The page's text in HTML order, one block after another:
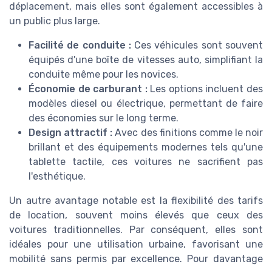
déplacement, mais elles sont également accessibles à
un public plus large.
Facilité de conduite :Ces véhicules sont souvent
équipés d'une boîte de vitesses auto, simplifiant la
conduite même pour les novices.
Économie de carburant :Les options incluent des
modèles diesel ou électrique, permettant de faire
des économies sur le long terme.
Design attractif : Avec des finitions comme le noir
brillant et des équipements modernes tels qu'une
tablette tactile, ces voitures ne sacrifient pas
l'esthétique.
Un autre avantage notable est la flexibilité des tarifs
de
location, souvent moins élevés que ceux des
voitures traditionnelles. Par conséquent, elles sont
idéales pour une utilisation urbaine, favorisant une
mobilité sans permispar excellence. Pour davantage